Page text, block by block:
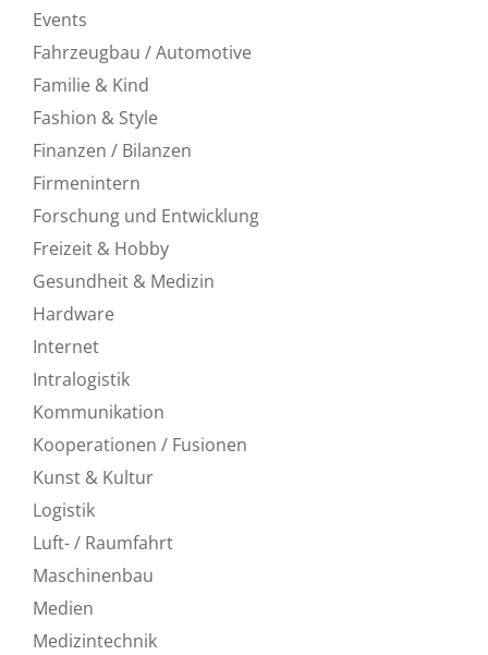
Events
Fahrzeugbau / Automotive
Familie & Kind
Fashion & Style
Finanzen / Bilanzen
Firmenintern
Forschung und Entwicklung
Freizeit & Hobby
Gesundheit & Medizin
Hardware
Internet
Intralogistik
Kommunikation
Kooperationen / Fusionen
Kunst & Kultur
Logistik
Luft- / Raumfahrt
Maschinenbau
Medien
Medizintechnik